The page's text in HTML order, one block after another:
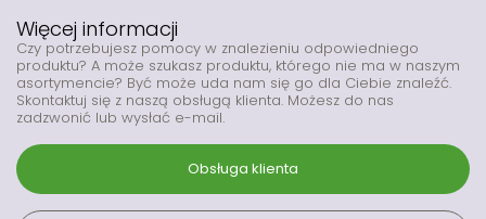
Więcej informacji
Czy potrzebujesz pomocy w znalezieniu odpowiedniego
produktu? A może szukasz produktu, którego nie ma w naszym
asortymencie? Być może uda nam się go dla Ciebie znaleźć.
Skontaktuj się z naszą obsługą klienta. Możesz do nas
zadzwonić lub wysłać e-mail.
Obsługa klienta